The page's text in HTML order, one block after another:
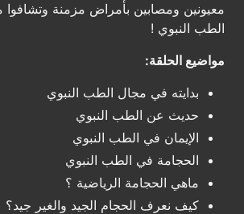
معيونين ومصابين بأمراض مزمنة وتشافوا
الطب النبوي !
مواضيع الحلقة:
بدايته في مجال الطب النبوي
حديث عن الطب النبوي
الإيمان في الطب النبوي
الحجامة في الطب النبوي
ماهي الحجامة الرياضية ؟
كيف نعرف الحجام الجيد والغير جيد؟